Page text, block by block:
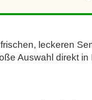
leckeren
Auswahl direkt